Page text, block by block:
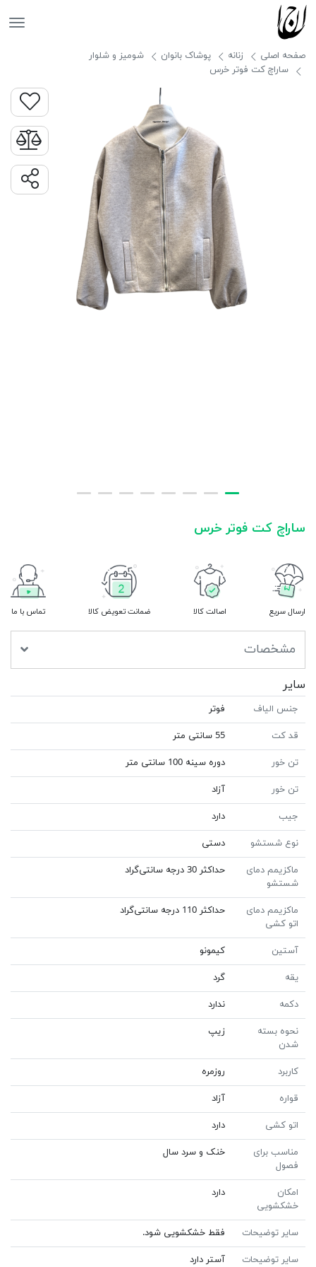
صفحه اصلی زنانه پوشاک بانوان
شومیز و شلوار
ساراچ کت فوتر خرس
ساراچ کت فوتر خرس
ارسال سریع اصالت کالا ضمانت تعویض کالا تماس با ما
مشخصات
سایر
جنس الیاف فوتر
قد کت 55 سانتی متر
تن خور دوره سینه 100 سانتی متر
تن خور آزاد
جیب دارد
نوع شستشو دستی
ماکزیمم دمای
شستشو
حداکثر 30 درجه سانتی‌گراد
ماکزیمم دمای
اتو کشی
حداکثر 110 درجه سانتی‌گراد
آستین کیمونو
یقه گرد
دکمه ندارد
نحوه بسته
شدن
زیپ
کاربرد روزمره
قواره آزاد
اتو کشی دارد
مناسب برای
فصول
خنک و سرد سال
امکان
خشکشویی
دارد
سایر توضیحات فقط خشکشویی شود.
سایر توضیحات آستر دارد